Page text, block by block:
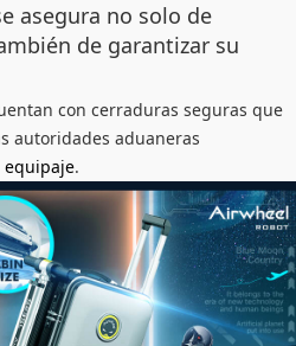
asegura no solo de
de garantizar su
con cerraduras seguras que
autoridades aduaneras
equipaje.